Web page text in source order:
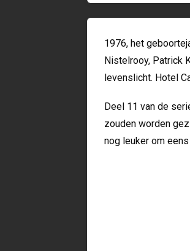
1976, het
Nistelrooy, Patrick
levenslicht. Hotel
Deel 11 van de
zouden worden
nog leuker om